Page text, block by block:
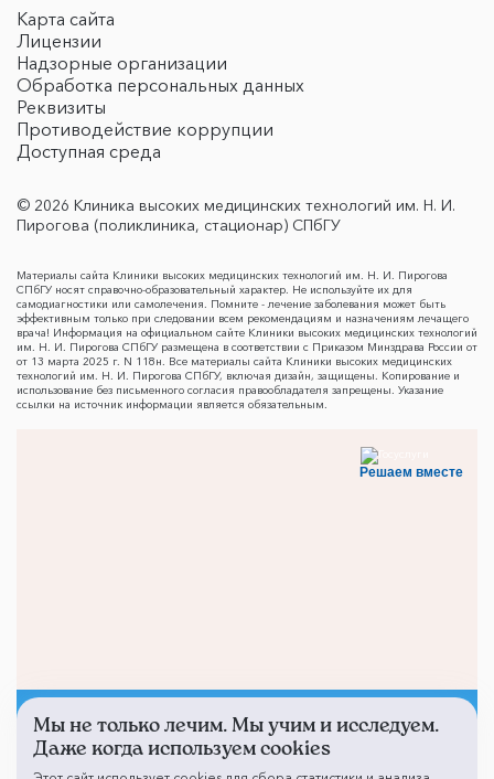
Карта сайта
Лицензии
Надзорные организации
Обработка персональных данных
Реквизиты
Противодействие коррупции
Доступная среда
© 2026 Клиника высоких медицинских технологий им. Н. И.
Пирогова (поликлиника, стационар) СПбГУ
Материалы сайта Клиники высоких медицинских технологий им. Н. И. Пирогова
СПбГУ носят справочно-образовательный характер. Не используйте их для
самодиагностики или самолечения. Помните - лечение заболевания может быть
эффективным только при следовании всем рекомендациям и назначениям лечащего
врача! Информация на официальном сайте Клиники высоких медицинских технологий
им. Н. И. Пирогова СПбГУ размещена в соответствии с Приказом Минздрава России от
от 13 марта 2025 г. N 118н. Все материалы сайта Клиники высоких медицинских
технологий им. Н. И. Пирогова СПбГУ, включая дизайн, защищены. Копирование и
использование без письменного согласия правообладателя запрещены. Указание
ссылки на источник информации является обязательным.
Решаем вместе
Не смогли записаться к
врачу?
Мы не только лечим. Мы учим и исследуем.
Даже когда используем cookies